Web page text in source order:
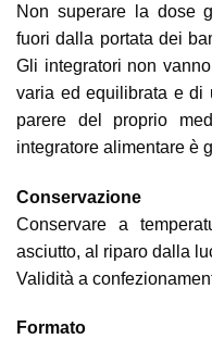
Non superare la dose
fuori dalla portata dei
Gli integratori non
varia ed equilibrata e di
parere del proprio
integratore alimentare è
Conservazione
Conservare a
asciutto, al riparo dalla
Validità a
Formato